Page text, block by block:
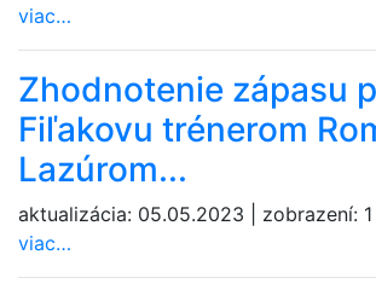
viac…
Zhodnotenie zápasu
Fiľakovu trénerom
Lazúrom...
aktualizácia: 05.05.2023 zobrazení:
viac…